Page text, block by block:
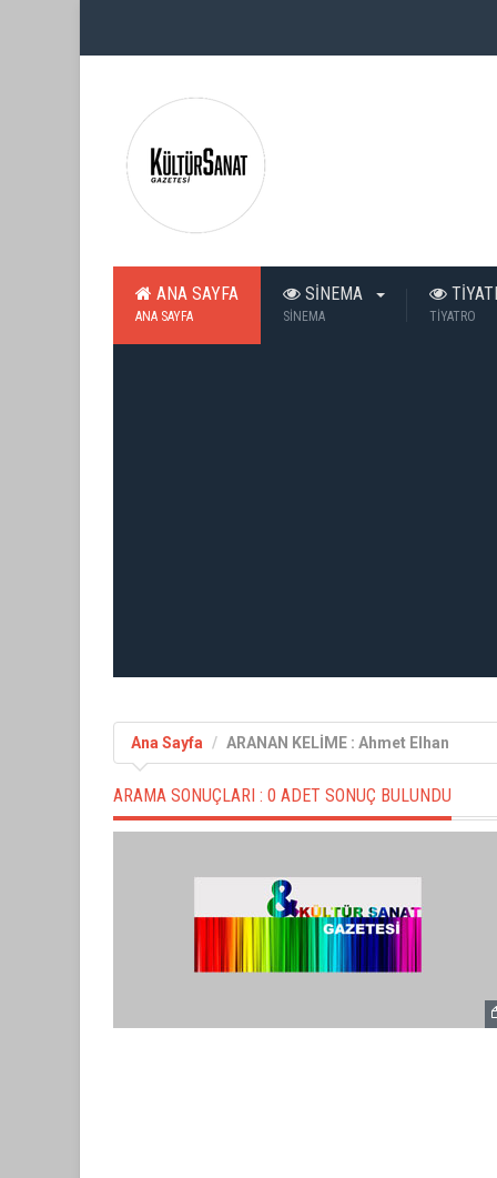
ANA SAYFA
ANA SAYFA
SİNEMA
SİNEMA TİYATRO
Ana Sayfa ARANAN KELİME : Ahmet Elhan
ARAMA SONUÇLARI : 0 ADET SONUÇ BULUNDU